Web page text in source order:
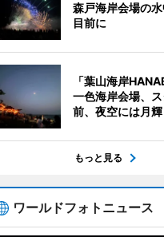
森戸海岸会場の
目前に
「葉山海岸
一色海岸会場、
前、夜空には月輝
もっと見る
ワールドフォトニュース